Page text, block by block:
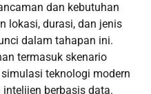
dan kebutuhan
lokasi, durasi, dan jenis
dalam tahapan ini.
termasuk skenario
teknologi modern
berbasis data.